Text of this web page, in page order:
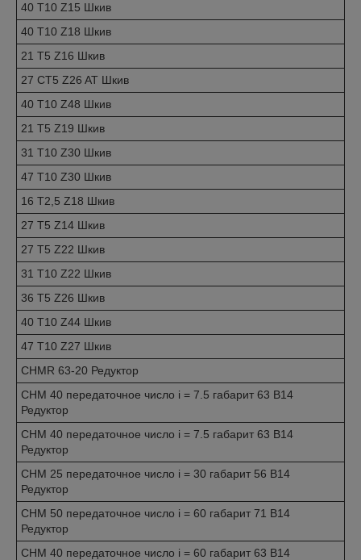
40 T10 Z15 Шкив
40 T10 Z18 Шкив
21 T5 Z16 Шкив
27 CT5 Z26 AT Шкив
40 T10 Z48 Шкив
21 T5 Z19 Шкив
31 T10 Z30 Шкив
47 T10 Z30 Шкив
16 T2,5 Z18 Шкив
27 T5 Z14 Шкив
27 T5 Z22 Шкив
31 T10 Z22 Шкив
36 T5 Z26 Шкив
40 T10 Z44 Шкив
47 T10 Z27 Шкив
CHMR 63-20 Редуктор
CHM 40 передаточное число i = 7.5 габарит 63 B14
Редуктор
CHM 40 передаточное число i = 7.5 габарит 63 B14
Редуктор
CHM 25 передаточное число i = 30 габарит 56 B14
Редуктор
CHM 50 передаточное число i = 60 габарит 71 B14
Редуктор
CHM 40 передаточное число i = 60 габарит 63 B14